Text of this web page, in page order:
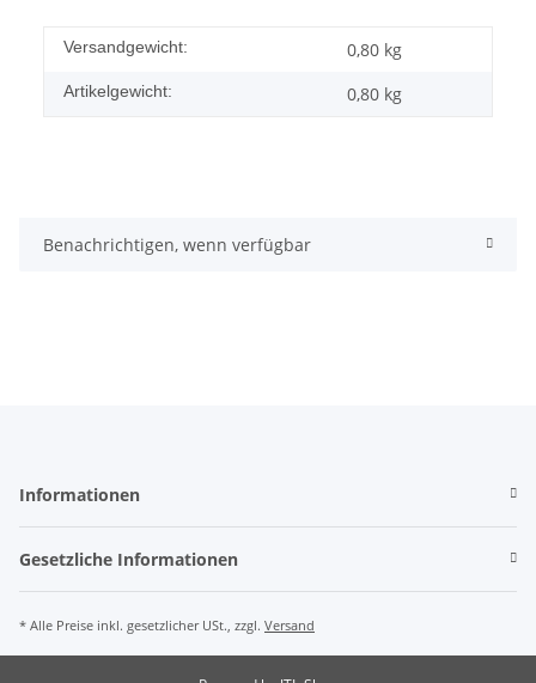
Versandgewicht: 0,80 kg
Artikelgewicht: 0,80 kg
Benachrichtigen, wenn verfügbar
Informationen
Gesetzliche Informationen
* Alle Preise inkl. gesetzlicher USt., zzgl. Versand